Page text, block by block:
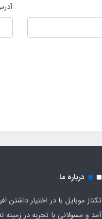
درباره ما
تکتاز موبایل با در اختیار داشتن
آمد و مسولانی با تجربه در زمینه